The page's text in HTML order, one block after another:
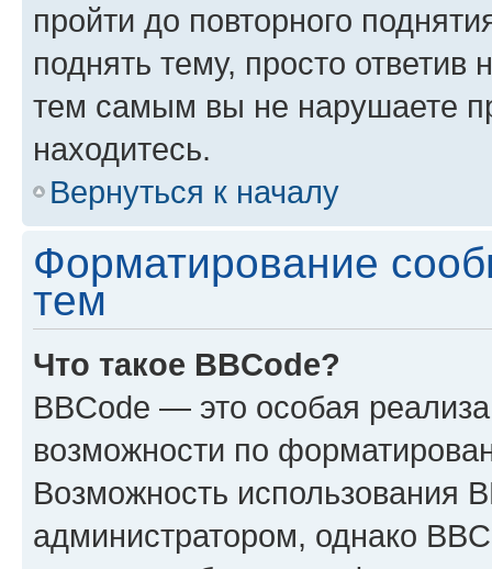
пройти до повторного
поднять тему, просто ответив
тем самым вы не нарушаете
находитесь.
Вернуться к началу
Форматирование
тем
Что такое BBCode?
BBCode — это особая
возможности по
Возможность использования
администратором, однако